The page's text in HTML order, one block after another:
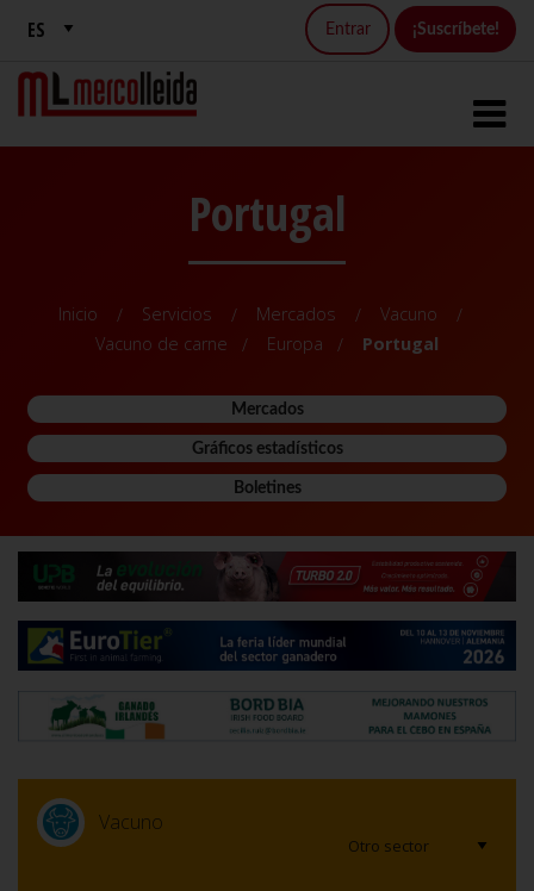
Entrar ¡Suscríbete!
Portugal
Inicio Servicios Mercados
Vacuno
Vacuno de carne
Europa Portugal
Mercados
Gráficos estadísticos
Boletines
Vacuno